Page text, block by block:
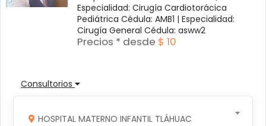
Especialidad: Cirugía Cardiotorácica
Pediátrica Cédula: AMB1 | Especialidad:
Cirugía General Cédula: asww2
Precios * desde $ 10
Consultorios
HOSPITAL MATERNO INFANTIL TLÁHUAC